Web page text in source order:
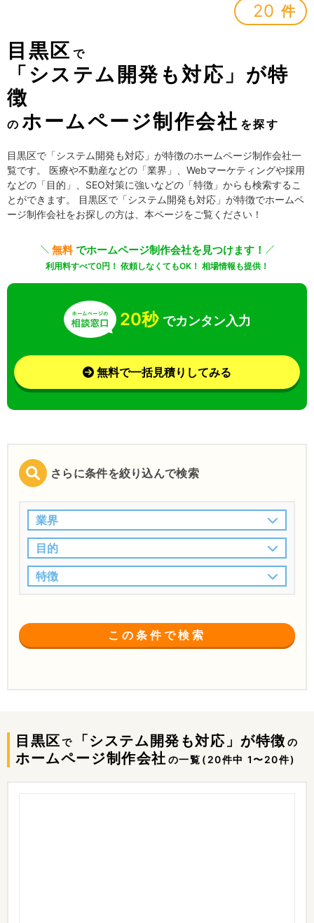
20 件
目黒区 で
「システム開発も対応」が特
徴
の ホームページ制作会社 を探す
目黒区で「システム開発も対応」が特徴のホームページ制作会社一
覧です。 医療や不動産などの「業界」、Webマーケティングや採用
などの「目的」、SEO対策に強いなどの「特徴」からも検索するこ
とができます。 目黒区で「システム開発も対応」が特徴でホームペ
ージ制作会社をお探しの方は、本ページをご覧ください！
無料でホームページ制作会社を見つけます！
利用料すべて0円！ 依頼しなくてもOK！ 相場情報も提供！
20秒 でカンタン入力
無料で一括見積りしてみる
さらに条件を絞り込んで検索
業界
目的
特徴
この条件で検索
目黒区 で 「システム開発も対応」が特徴 の
ホームページ制作会社 の一覧 (20件中 1〜20件)